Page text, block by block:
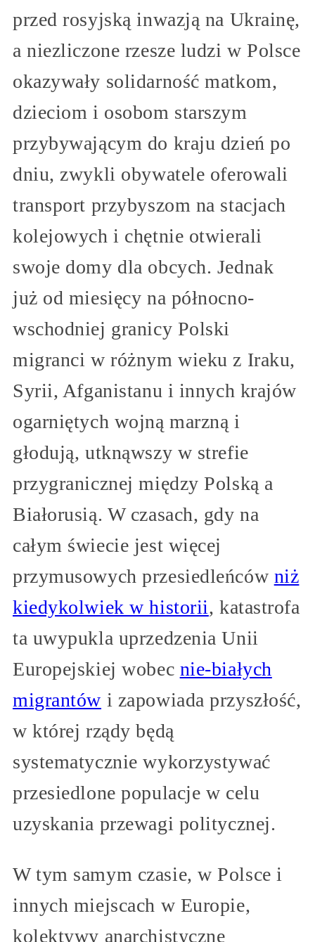
przed rosyjską inwazją na Ukrainę,
a niezliczone rzesze ludzi w Polsce
okazywały solidarność matkom,
dzieciom i osobom starszym
przybywającym do kraju dzień po
dniu, zwykli obywatele oferowali
transport przybyszom na stacjach
kolejowych i chętnie otwierali
swoje domy dla obcych. Jednak
już od miesięcy na północno-
wschodniej granicy Polski
migranci w różnym wieku z Iraku,
Syrii, Afganistanu i innych krajów
ogarniętych wojną marzną i
głodują, utknąwszy w strefie
przygranicznej między Polską a
Białorusią. W czasach, gdy na
całym świecie jest więcej
przymusowych przesiedleńców niż
kiedykolwiek w historii, katastrofa
ta uwypukla uprzedzenia Unii
Europejskiej wobec nie-białych
migrantów i zapowiada przyszłość,
w której rządy będą
systematycznie wykorzystywać
przesiedlone populacje w celu
uzyskania przewagi politycznej.
W tym samym czasie, w Polsce i
innych miejscach w Europie,
kolektywy anarchistyczne